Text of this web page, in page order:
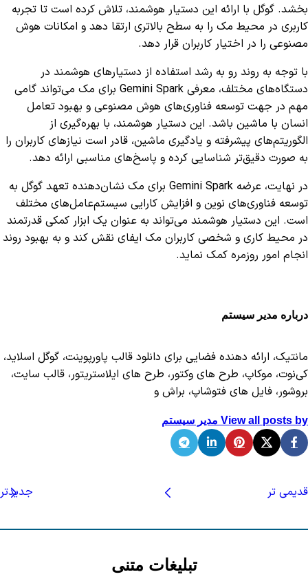
بخشد. گوگل با ارائه این دستیار هوشمند، تلاش کرده است تا تجربه
کاربری در محیط مک را به سطح بالاتری ارتقا دهد و امکانات هوش
مصنوعی را در اختیار کاربران قرار دهد.
با توجه به روند رو به رشد استفاده از دستیارهای هوشمند در
دستگاه‌های مختلف، معرفی Gemini Spark برای مک می‌تواند گامی
مهم در جهت توسعه فناوری‌های هوش مصنوعی و بهبود تعامل
انسان با ماشین باشد. این دستیار هوشمند، با بهره‌گیری از
الگوریتم‌های پیشرفته و یادگیری ماشین، قادر است نیازهای کاربران را
به صورت دقیق‌تر شناسایی کرده و پاسخ‌های مناسبی ارائه دهد.
در نهایت، عرضه Gemini Spark برای مک نشان‌دهنده تعهد گوگل به
توسعه فناوری‌های نوین و افزایش کارایی سیستم‌عامل‌های مختلف
است. این دستیار هوشمند می‌تواند به عنوان یک ابزار کمکی قدرتمند
در محیط کاری و شخصی کاربران مک ایفای نقش کند و به بهبود روند
انجام امور روزمره کمک نماید.
درباره مدیر سیستم
مانتیک، ارائه دهنده فضایی برای دانلود قالب پاورپوینت، گوگل اسلاید،
کی‌نوت، موکاپ، طرح های وکتور، طرح های ایلاستریتور، قالب سایت،
بروشور، فایل های فتوشاپ، براش و
View all posts by مدیر سیستم
جدیدتر قدیمی تر
تبلیغات متنی